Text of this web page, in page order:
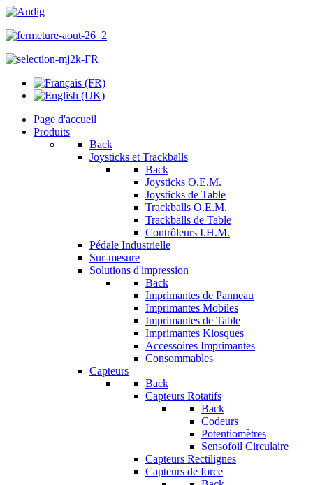
Page d'accueil
Produits
Back
Joysticks et Trackballs
Back
Joysticks O.E.M.
Joysticks de Table
Trackballs O.E.M.
Trackballs de Table
Contrôleurs I.H.M.
Pédale Industrielle
Sur-mesure
Solutions d'impression
Back
Imprimantes de Panneau
Imprimantes Mobiles
Imprimantes de Table
Imprimantes Kiosques
Accessoires Imprimantes
Consommables
Capteurs
Back
Capteurs Rotatifs
Back
Codeurs
Potentiomètres
Sensofoil Circulaire
Capteurs Rectilignes
Capteurs de force